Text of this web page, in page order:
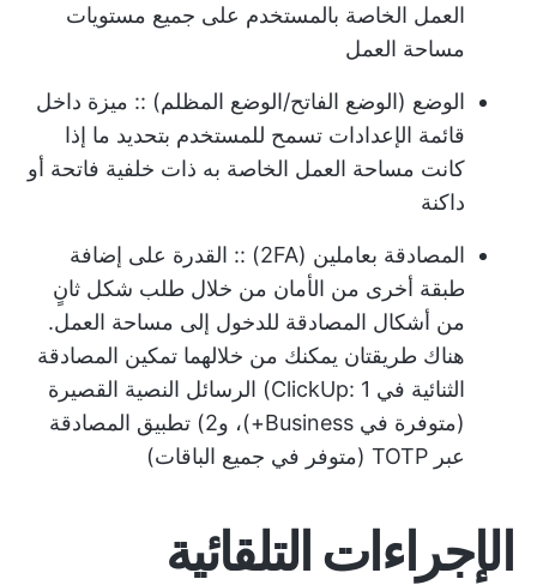
العمل الخاصة بالمستخدم على جميع مستويات
مساحة العمل
الوضع (الوضع الفاتح/الوضع المظلم) :: ميزة داخل
قائمة الإعدادات تسمح للمستخدم بتحديد ما إذا
كانت مساحة العمل الخاصة به ذات خلفية فاتحة أو
داكنة
المصادقة بعاملين (2FA)
:: القدرة على إضافة
طبقة أخرى من الأمان من خلال طلب شكل ثانٍ
من أشكال المصادقة للدخول إلى مساحة العمل.
هناك طريقتان يمكنك من خلالهما تمكين المصادقة
الثنائية في ClickUp: 1) الرسائل النصية القصيرة
(متوفرة في Business+)، و2) تطبيق المصادقة
عبر TOTP (متوفر في جميع الباقات)
الإجراءات التلقائية